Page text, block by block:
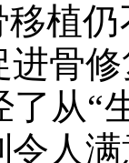
移植
骨
从“
令人